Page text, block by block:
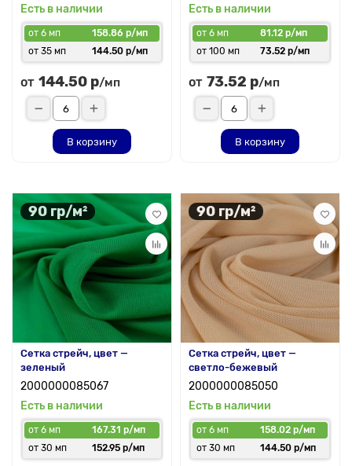
Есть в наличии
от 6 мп
158.86 р/мп
от 35 мп
144.50 р/мп
от 144.50 р/мп
В корзину
Есть в наличии
от 6 мп
81.12 р/мп
от 100 мп
73.52 р/мп
от 73.52 р/мп
В корзину
90 гр/м²
Сетка стрейч, цвет —
зеленый
2000000085067
Есть в наличии
от 6 мп
167.31 р/мп
от 30 мп
152.95 р/мп
90 гр/м²
Сетка стрейч, цвет —
светло-бежевый
2000000085050
Есть в наличии
от 6 мп
158.02 р/мп
от 30 мп
144.50 р/мп